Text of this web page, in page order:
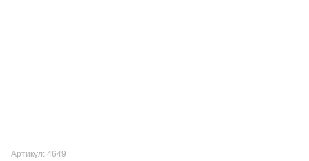
Артикул: 4649